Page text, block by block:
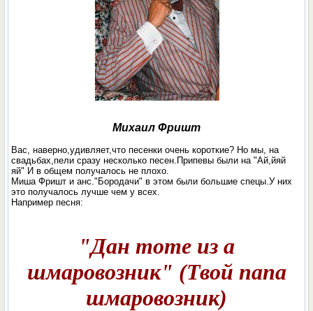
Михаил Фришт
Вас, наверно,удивляет,что песенки очень короткие? Но мы, на
свадьбах,пели сразу несколько песен.Припевы были на "Ай,йяй
яй" И в общем получалось не плохо.
Миша Фришт и анс."Бородачи" в этом были большие спецы.У них
это получалось лучше чем у всех.
Например песня:
"Дан тоте из а
шмаровозник" (Твой папа
шмаровозник)